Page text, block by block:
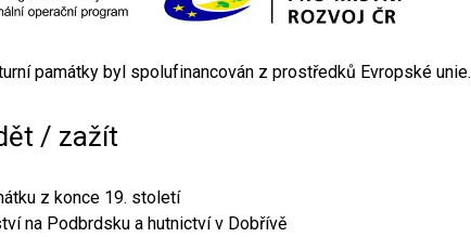
památky byl spolufinancován z prostředků Evropské unie.
/ zažít
z konce 19. století
na Podbrdsku a hutnictví v Dobřívě